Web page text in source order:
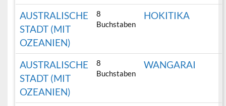
AUSTRALISCHE
STADT (MIT
OZEANIEN)
8
Buchstaben
HOKITIKA
AUSTRALISCHE
STADT (MIT
OZEANIEN)
8
Buchstaben
WANGARAI